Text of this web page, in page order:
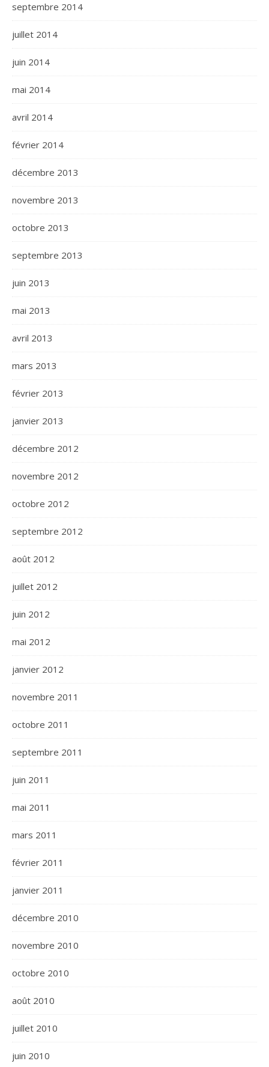
septembre 2014
juillet 2014
juin 2014
mai 2014
avril 2014
février 2014
décembre 2013
novembre 2013
octobre 2013
septembre 2013
juin 2013
mai 2013
avril 2013
mars 2013
février 2013
janvier 2013
décembre 2012
novembre 2012
octobre 2012
septembre 2012
août 2012
juillet 2012
juin 2012
mai 2012
janvier 2012
novembre 2011
octobre 2011
septembre 2011
juin 2011
mai 2011
mars 2011
février 2011
janvier 2011
décembre 2010
novembre 2010
octobre 2010
août 2010
juillet 2010
juin 2010